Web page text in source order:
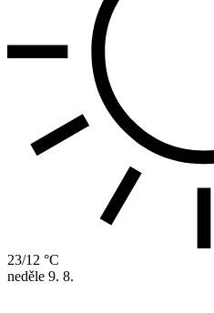
23/12 °C
neděle 9. 8.